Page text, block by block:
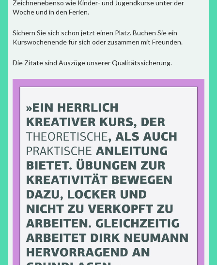
Zeichnenebenso wie Kinder- und Jugendkurse unter der
Woche und in den Ferien.
Sichern Sie sich schon jetzt einen Platz. Buchen Sie ein
Kurswochenende für sich oder zusammen mit Freunden.
Die Zitate sind Auszüge unserer Qualitätssicherung.